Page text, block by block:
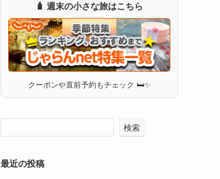
🧳 週末の小さな旅はこちら
クーポンや直前予約もチェック 🛏✨
検索
最近の投稿